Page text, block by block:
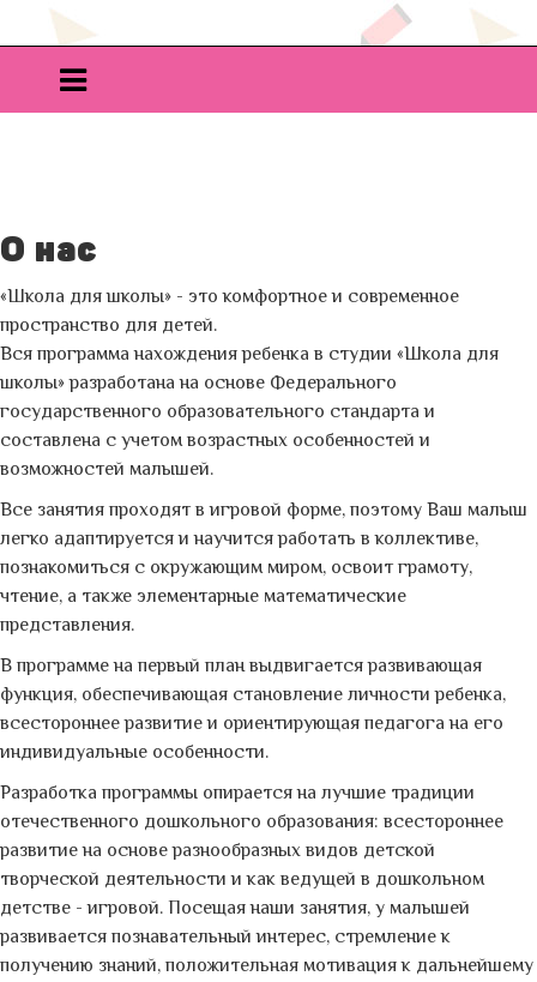
О нас
«Школа для школы» - это комфортное и современное
пространство для детей.
Вся программа нахождения ребенка в студии «Школа для
школы» разработана на основе Федерального
государственного образовательного стандарта и
составлена с учетом возрастных особенностей и
возможностей малышей.
Все занятия проходят в игровой форме, поэтому Ваш малыш
легко адаптируется и научится работать в коллективе,
познакомиться с окружающим миром, освоит грамоту,
чтение, а также элементарные математические
представления.
В программе на первый план выдвигается развивающая
функция, обеспечивающая становление личности ребенка,
всестороннее развитие и ориентирующая педагога на его
индивидуальные особенности.
Разработка программы опирается на лучшие традиции
отечественного дошкольного образования: всестороннее
развитие на основе разнообразных видов детской
творческой деятельности и как ведущей в дошкольном
детстве - игровой. Посещая наши занятия, у малышей
развивается познавательный интерес, стремление к
получению знаний, положительная мотивация к дальнейшему